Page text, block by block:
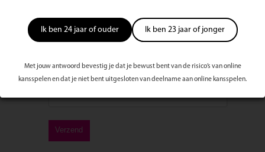
Ik ben 24 jaar of ouder Ik ben 23 jaar of jonger
Met jouw antwoord bevestig je dat je bewust bent van de risico’s van online
kansspelen en dat je niet bent uitgesloten van deelname aan online kansspelen.